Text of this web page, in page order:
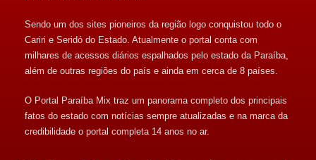
Sendo um dos sites pioneiros da região logo conquistou todo o
Cariri e Seridó do Estado. Atualmente o portal conta com
milhares de acessos diários espalhados pelo estado da Paraíba,
além de outras regiões do país e ainda em cerca de 8 países.
O Portal Paraíba Mix traz um panorama completo dos principais
fatos do estado com notícias sempre atualizadas e na marca da
credibilidade o portal completa 14 anos no ar.